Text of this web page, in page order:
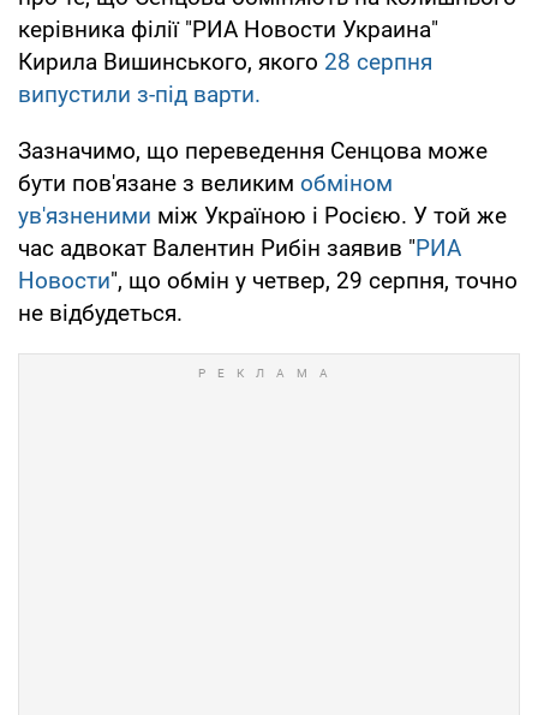
керівника філії "РИА Новости Украина"
Кирила Вишинського, якого 28 серпня
випустили з-під варти.
Зазначимо, що переведення Сенцова може
бути пов'язане з великим обміном
ув'язненими між Україною і Росією. У той же
час адвокат Валентин Рибін заявив "РИА
Новости", що обмін у четвер, 29 серпня, точно
не відбудеться.